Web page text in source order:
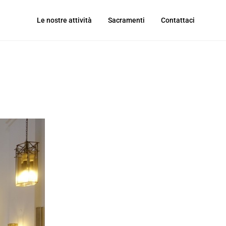
Le nostre attività Sacramenti Contattaci